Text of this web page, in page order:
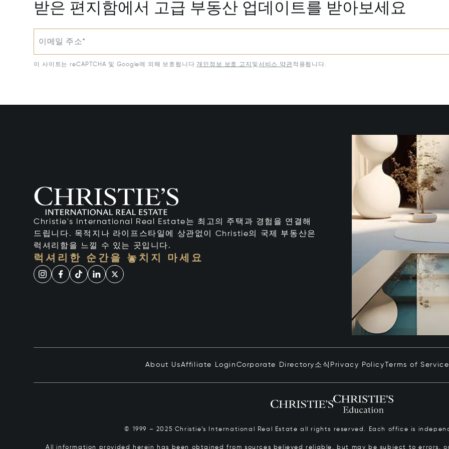
받은 편지함에서 고급 부동산 업데이트를 받아보세요
이메일 주소*
이 사이트는 reCAPTCHA 및 Google에 의해 보호됩니다 개인정보 보호 고지 및 서비스 약관적용됩니다.
Christie's International Real Estate는 최고의 주택과 경험을 연결해
드립니다. 목적지나 라이프스타일에 상관없이 Christie의 국제 부동산은
럭셔리함을 느낄 수 있는 곳입니다.
럭셔리한 순간을 놓치지 마세요
About UsAffiliate Login Corporate Directory 소식 Privacy PolicyTerms of Service
© 1999 – 2025 Christie’s International Real Estate all rights reserved. Each office is
All information provided herein has been obtained from sources believed reliable, but may be subject to errors,